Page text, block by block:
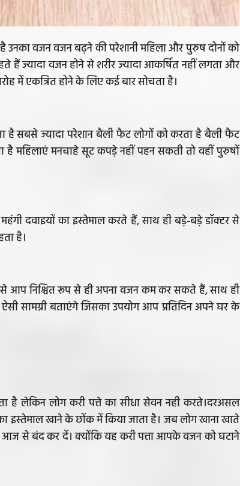
वजन वजन बढ़ने की परेशानी महिला और पुरुष दोनों को
हैं ज्यादा वजन होने से शरीर ज्यादा आकर्षित नहीं लगता और
में एकत्रित होने के लिए कई बार सोचता है।
है सबसे ज्यादा परेशान बैली फैट लोगों को करता है बैली फैट
महिलाएं मनचाहे सूट कपड़े नहीं पहन सकती तो वहीं पुरुषों
दवाइयों का इस्तेमाल करते हैं, साथ ही बड़े-बड़े डॉक्टर से
है।
निश्चित रूप से ही अपना वजन कम कर सकते हैं, साथ ही
सामग्री बताएंगे जिसका उपयोग आप प्रतिदिन अपने घर के
है लेकिन लोग करी पत्ते का सीधा सेवन नही करते।दरअसल
इस्तेमाल खाने के छोंक में किया जाता है। जब लोग खाना खाते
से बंद कर दें। क्योंकि यह करी पत्ता आपके वजन को घटाने